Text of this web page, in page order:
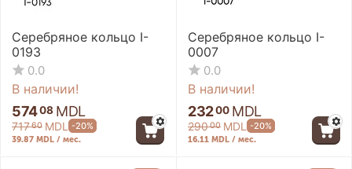
Серебряное кольцо I-
0193
0.0
В наличии!
57408 MDL
71760 MDL -20%
39.87 MDL / мес.
Серебряное кольцо I-
0007
0.0
В наличии!
23200 MDL
29000 MDL -20%
16.11 MDL / мес.